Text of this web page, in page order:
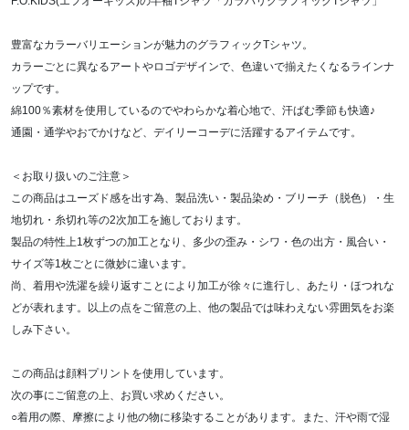
豊富なカラーバリエーションが魅力のグラフィックTシャツ。
カラーごとに異なるアートやロゴデザインで、色違いで揃えたくなるラインナ
ップです。
綿100％素材を使用しているのでやわらかな着心地で、汗ばむ季節も快適♪
通園・通学やおでかけなど、デイリーコーデに活躍するアイテムです。
＜お取り扱いのご注意＞
この商品はユーズド感を出す為、製品洗い・製品染め・ブリーチ（脱色）・生
地切れ・糸切れ等の2次加工を施しております。
製品の特性上1枚ずつの加工となり、多少の歪み・シワ・色の出方・風合い・
サイズ等1枚ごとに微妙に違います。
尚、着用や洗濯を繰り返すことにより加工が徐々に進行し、あたり・ほつれな
どが表れます。以上の点をご留意の上、他の製品では味わえない雰囲気をお楽
しみ下さい。
この商品は顔料プリントを使用しています。
次の事にご留意の上、お買い求めください。
○着用の際、摩擦により他の物に移染することがあります。また、汗や雨で湿